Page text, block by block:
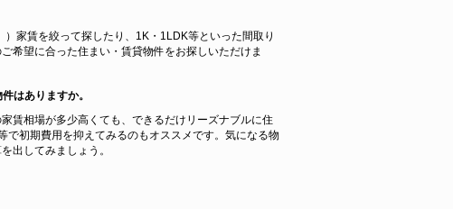
家賃を絞って探したり、1K・1LDK等といった間取り
希望に合った住まい・賃貸物件をお探しいただけま
はありますか。
賃相場が多少高くても、できるだけリーズナブルに住
初期費用を抑えてみるのもオススメです。気になる物
出してみましょう。